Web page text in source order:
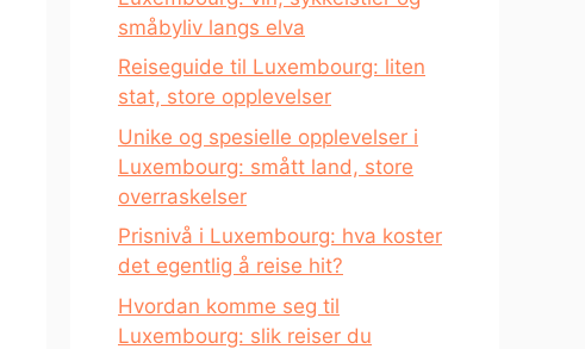
småbyliv langs elva
Reiseguide til Luxembourg: liten
stat, store opplevelser
Unike og spesielle opplevelser i
Luxembourg: smått land, store
overraskelser
Prisnivå i Luxembourg: hva koster
det egentlig å reise hit?
Hvordan komme seg til
Luxembourg: slik reiser du